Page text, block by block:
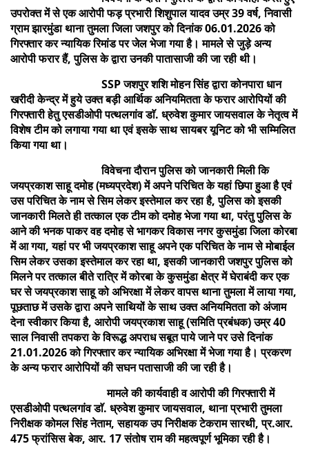
उपरोक्त में से एक आरोपी फड़ प्रभारी शिशुपाल यादव उम्र 39 वर्ष, निवासी
ग्राम झारमुंडा थाना तुमला जिला जशपुर को दिनांक 06.01.2026 को
गिरफ्तार कर न्यायिक रिमांड पर जेल भेजा गया है। मामले से जुड़े अन्य
आरोपी फरार हैं, पुलिस के द्वारा उनकी पातासाजी की जा रही थी।
SSP जशपुर शशि मोहन सिंह द्वारा कोनपारा धान
खरीदी केन्द्र में हुये उक्त बड़ी आर्थिक अनियमितता के फरार आरोपियों की
गिरफ्तारी हेतु एसडीओपी पत्थलगांव डाॅ. ध्रुवेश कुमार जायसवाल के नेतृत्व में
विशेष टीम को लगाया गया था एवं इसके साथ सायबर यूनिट को भी सम्मिलित
किया गया था।
विवेचना दौरान पुलिस को जानकारी मिली कि
जयप्रकाश साहू दमोह (मध्यप्रदेश) में अपने परिचित के यहां छिपा हुआ है एवं
उस परिचित के नाम से सिम लेकर इस्तेमाल कर रहा है, पुलिस को इसकी
जानकारी मिलते ही तत्काल एक टीम को दमोह भेजा गया था, परंतु पुलिस के
आने की भनक पाकर वह दमोह से भागकर विकास नगर कुसमुंडा जिला कोरबा
में आ गया, यहां पर भी जयप्रकाश साहू अपने एक परिचित के नाम से मोबाईल
सिम लेकर उसका इस्तेमाल कर रहा था, इसकी जानकारी जशपुर पुलिस को
मिलने पर तत्काल बीते रात्रि में कोरबा के कुसमुंडा क्षेत्र में घेराबंदी कर एक
घर से जयप्रकाश साहू को अभिरक्षा में लेकर वापस थाना तुमला में लाया गया,
पूछताछ में उसके द्वारा अपने साथियों के साथ उक्त अनियमितता को अंजाम
देना स्वीकार किया है, आरोपी जयप्रकाश साहू (समिति प्रबंधक) उम्र 40
साल निवासी तपकरा के विरूद्ध अपराध सबूत पाये जाने पर उसे दिनांक
21.01.2026 को गिरफ्तार कर न्यायिक अभिरक्षा में भेजा गया है। प्रकरण
के अन्य फरार आरोपियों की सघन पतासाजी की जा रही है।
मामले की कार्यवाही व आरोपी की गिरफ्तारी में
एसडीओपी पत्थलगांव डाॅ. ध्रुवेश कुमार जायसवाल, थाना प्रभारी तुमला
निरीक्षक कोमल सिंह नेताम, सहायक उप निरीक्षक टेकराम सारथी, प्र.आर.
475 फ्रांसिस बेक, आर. 17 संतोष राम की महत्वपूर्ण भूमिका रही है।